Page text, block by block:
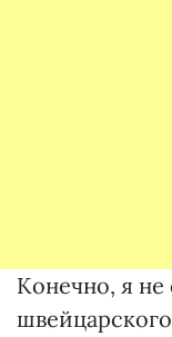
Конечно, я не